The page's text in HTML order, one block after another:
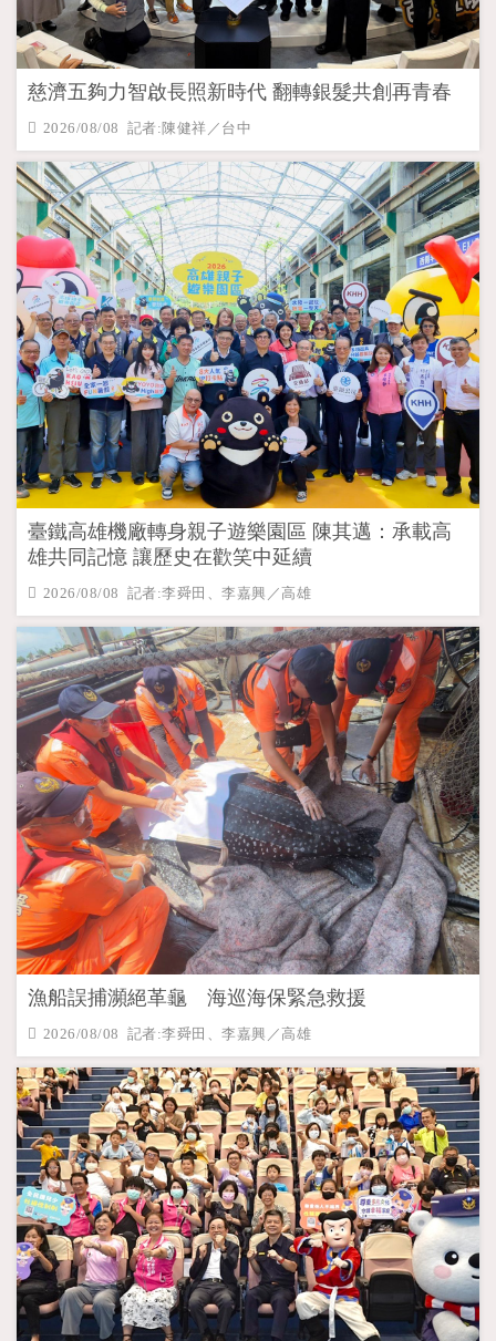
慈濟五夠力智啟長照新時代 翻轉銀髮共創再青春
2026/08/08 記者:陳健祥／台中
臺鐵高雄機廠轉身親子遊樂園區 陳其邁：承載高
雄共同記憶 讓歷史在歡笑中延續
2026/08/08 記者:李舜田、李嘉興／高雄
漁船誤捕瀕絕革龜 海巡海保緊急救援
2026/08/08 記者:李舜田、李嘉興／高雄